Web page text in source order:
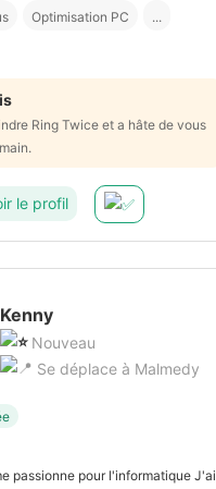
Optimisation PC ...
Ring Twice et a hâte de vous
le profil
Kenny
Nouveau
Se déplace à Malmedy
passionne pour l'informatique J'ai